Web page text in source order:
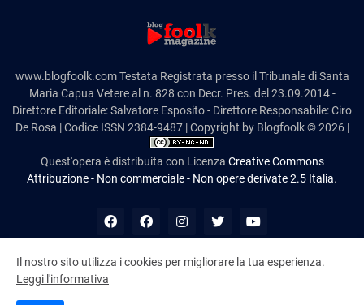
www.blogfoolk.com Testata Registrata presso il Tribunale di Santa
Maria Capua Vetere al n. 828 con Decr. Pres. del 23.09.2014 -
Direttore Editoriale: Salvatore Esposito - Direttore Responsabile: Ciro
De Rosa | Codice ISSN 2384-9487 | Copyright by Blogfoolk © 2026 |
Quest'opera è distribuita con Licenza Creative Commons
Attribuzione - Non commerciale - Non opere derivate 2.5 Italia.
10,989,189
Il nostro sito utilizza i cookies per migliorare la tua esperienza.
Leggi l'informativa